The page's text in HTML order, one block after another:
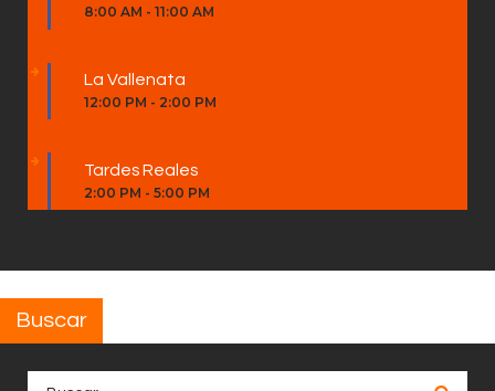
8:00 AM - 11:00 AM
La Vallenata
12:00 PM - 2:00 PM
Tardes Reales
2:00 PM - 5:00 PM
Buscar